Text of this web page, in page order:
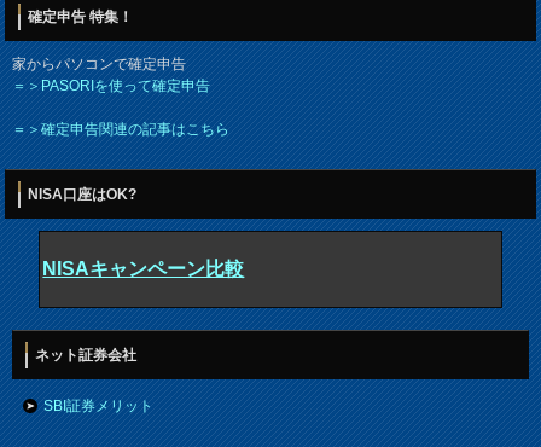
確定申告 特集！
家からパソコンで確定申告
＝＞PASORIを使って確定申告
＝＞確定申告関連の記事はこちら
NISA口座はOK?
NISAキャンペーン比較
ネット証券会社
SBI証券メリット